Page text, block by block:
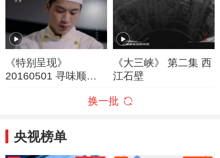
旗红
《特别呈现》
20160501 寻味顺德
《大三峡》 第二集 西
江石壁
换一批
央视榜单